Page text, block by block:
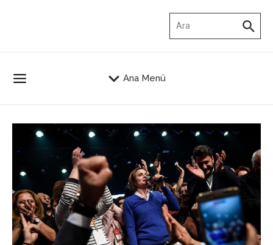
Ana Menü